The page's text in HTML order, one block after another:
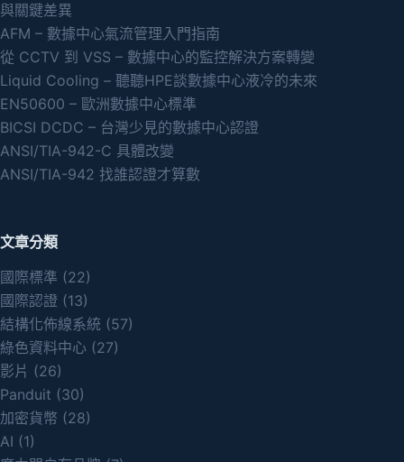
與關鍵差異
AFM – 數據中心氣流管理入門指南
從 CCTV 到 VSS – 數據中心的監控解決方案轉變
Liquid Cooling – 聽聽HPE談數據中心液冷的未來
EN50600 – 歐洲數據中心標準
BICSI DCDC – 台灣少見的數據中心認證
ANSI/TIA-942-C 具體改變
ANSI/TIA-942 找誰認證才算數
文章分類
國際標準 (22)
國際認證 (13)
結構化佈線系統 (57)
綠色資料中心 (27)
影片 (26)
Panduit (30)
加密貨幣 (28)
AI (1)